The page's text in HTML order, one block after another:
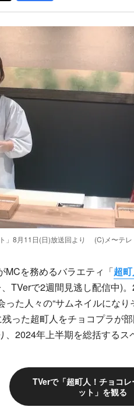
」8月11日(日)放送回より (C)メ〜テレ
MCを務めるバラエティ「超
TVerで2週間見逃し配信中)
った人々の“サムネイルにな
った超町人をチョコプラが
、2024年上半期を総括する
TVerで「超町人！チョコ
ット」を観る